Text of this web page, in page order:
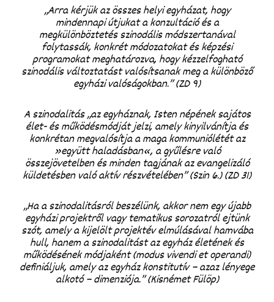
„Arra kérjük az összes helyi egyházat, hogy
mindennapi útjukat a konzultáció és a
megkülönböztetés szinodális módszertanával
folytassák, konkrét módozatokat és képzési
programokat meghatározva, hogy kézzelfogható
szinodális változtatást valósítsanak meg a különböző
egyházi valóságokban.” (ZD 9)
A szinodalitás „az egyháznak, Isten népének sajátos
élet- és működésmódját jelzi, amely kinyilvánítja és
konkrétan megvalósítja a maga kommuniólétét az
»együtt haladásban«, a gyűlésre való
összejövetelben és minden tagjának az evangelizáló
küldetésben való aktív részvételében” (Szin 6.) (ZD 31)
„Ha a szinodalitásról beszélünk, akkor nem egy újabb
egyházi projektről vagy tematikus sorozatról ejtünk
szót, amely a kijelölt projektév elmúlásával hamvába
hull, hanem a szinodalitást az egyház életének és
működésének módjaként(modus vivendi et operandi)
definiáljuk, amely az egyház konstitutív – azaz lényege
alkotó – dimenziója.” (Kisnémet Fülöp)